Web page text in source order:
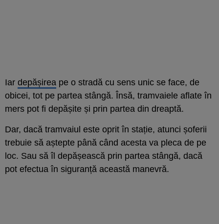
Iar depășirea pe o stradă cu sens unic se face, de
obicei, tot pe partea stângă. Însă, tramvaiele aflate în
mers pot fi depășite și prin partea din dreaptă.
Dar, dacă tramvaiul este oprit în stație, atunci șoferii
trebuie să aștepte până când acesta va pleca de pe
loc. Sau să îl depășească prin partea stângă, dacă
pot efectua în siguranță această manevră.